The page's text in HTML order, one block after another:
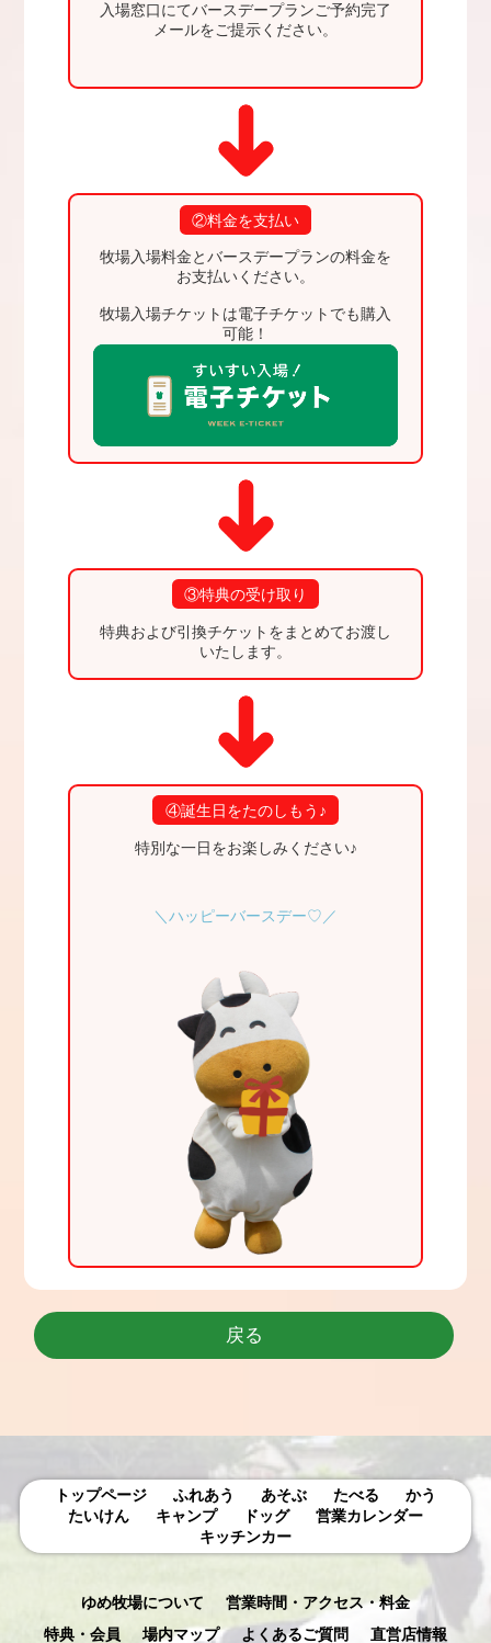
入場窓口にてバースデープランご予約完了
メールをご提示ください。
②料金を支払い
牧場入場料金とバースデープランの料金を
お支払いください。
牧場入場チケットは電子チケットでも購入
可能！
③特典の受け取り
特典および引換チケットをまとめてお渡し
いたします。
④誕生日をたのしもう♪
特別な一日をお楽しみください♪
＼ハッピーバースデー♡／
戻る
トップページ ふれあう あそぶ たべる
かう
たいけん
キャンプ ドッグ
営業カレンダー
キッチンカー
ゆめ牧場について
営業時間・アクセス・料金
特典・会員
場内マップ よくあるご質問 直営店情報